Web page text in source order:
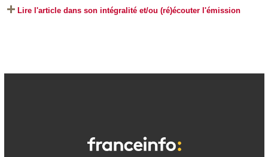
Lire l'article dans son intégralité et/ou (ré)écouter l'émission